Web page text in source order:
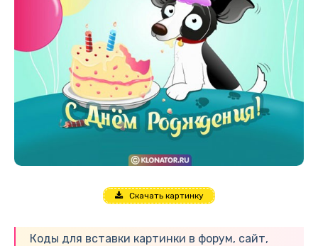
Скачать картинку
Коды для вставки картинки в форум, сайт,